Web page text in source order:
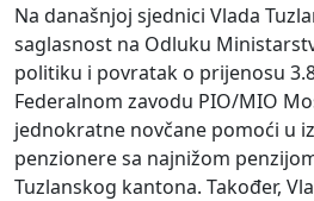
Na današnjoj sjednici Vlada
saglasnost na Odluku
politiku i povratak o prijenosu
Federalnom zavodu PIO/MIO
jednokratne novčane pomoći u
penzionere sa najnižom
Tuzlanskog kantona. Također,